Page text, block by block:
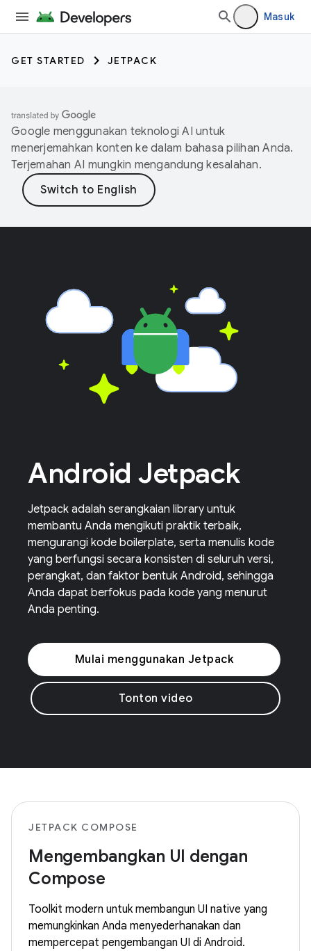
Masuk
GET STARTED JETPACK
Google menggunakan teknologi AI untuk
menerjemahkan konten ke dalam bahasa pilihan Anda.
Terjemahan AI mungkin mengandung kesalahan.
Android Jetpack
Jetpack adalah serangkaian library untuk
membantu Anda mengikuti praktik terbaik,
mengurangi kode boilerplate, serta menulis kode
yang berfungsi secara konsisten di seluruh versi,
perangkat, dan faktor bentuk Android, sehingga
Anda dapat berfokus pada kode yang menurut
Anda penting.
Mulai menggunakan Jetpack
Tonton video
JETPACK COMPOSE
Mengembangkan UI dengan
Compose
Toolkit modern untuk membangun UI native yang
memungkinkan Anda menyederhanakan dan
mempercepat pengembangan UI di Android.